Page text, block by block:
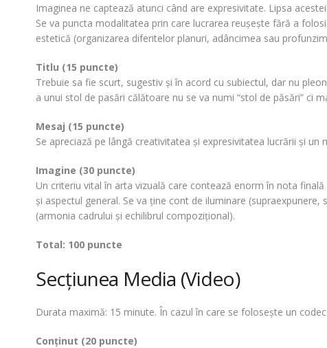
Imaginea ne captează atunci când are expresivitate. Lipsa
Se va puncta modalitatea prin care lucrarea reuşeşte fără a
estetică (organizarea diferitelor planuri, adâncimea sau
Titlu (15 puncte)
Trebuie sa fie scurt, sugestiv şi în acord cu subiectul, dar nu
a unui stol de pasări călătoare nu se va numi “stol de păsări” ci
Mesaj (15 puncte)
Se apreciază pe lângă creativitatea şi expresivitatea lucrării şi
Imagine (30 puncte)
Un criteriu vital în arta vizuală care contează enorm în nota
şi aspectul general. Se va ţine cont de iluminare
(armonia cadrului şi echilibrul compoziţional).
Total: 100 puncte
Secţiunea Media (Video)
Durata maximă: 15 minute. În cazul în care se foloseşte un
Conţinut (20 puncte)